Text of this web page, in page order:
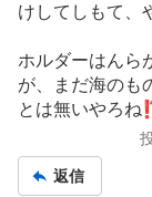
けしてしもて、
ホルダーはんら
が、まだ海のも
とは無いやろ
返信